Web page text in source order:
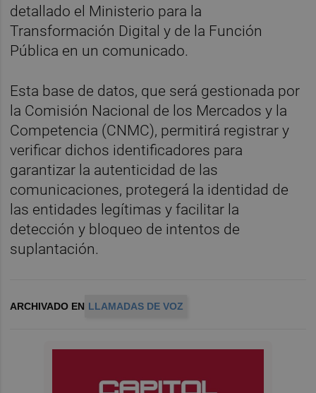
detallado el Ministerio para la
Transformación Digital y de la Función
Pública en un comunicado.
Esta base de datos, que será gestionada por
la Comisión Nacional de los Mercados y la
Competencia (CNMC), permitirá registrar y
verificar dichos identificadores para
garantizar la autenticidad de las
comunicaciones, protegerá la identidad de
las entidades legítimas y facilitar la
detección y bloqueo de intentos de
suplantación.
ARCHIVADO EN LLAMADAS DE VOZ